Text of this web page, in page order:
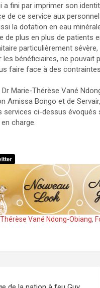
a fini par imprimer son
de ce service aux
la dotation en eau
de plus en plus de patients
particulièrement
bénéficiaires, ne
faire face à des
Dr Marie-Thérèse Vané
Amissa Bongo et de
services ci-dessus
charge.
Vané Ndong-Obiang,